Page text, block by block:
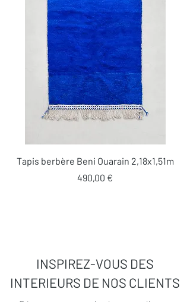
Tapis berbère Beni Ouarain 2,18x1,51m
Prix
490,00 €
INSPIREZ-VOUS DES
INTERIEURS DE NOS CLIENTS